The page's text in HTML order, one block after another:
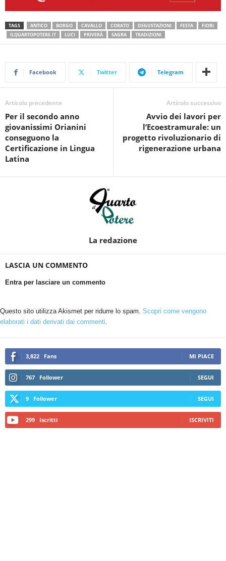
TAGS ANTICO BORGO CAVALLO CORATO DEGUSTAZIONI FESTA
FIORI
ILQUARTOPOTERE.IT
LUCI PRIVERÀ SAGRA TRADIZIONI
Facebook Twitter Telegram
Articolo precedente
Per il secondo anno
giovanissimi Orianini
conseguono la
Certificazione in Lingua
Latina
Articolo successivo
Avvio dei lavori per
l’Ecoestramurale: un
progetto rivoluzionario di
rigenerazione urbana
La redazione
LASCIA UN COMMENTO
Entra per lasciare un commento
Questo sito utilizza Akismet per ridurre lo spam. Scopri come vengono
elaborati i dati derivati dai commenti
3,822 Fans MI PIACE
767 Follower SEGUI
9 Follower SEGUI
299 Iscritti ISCRIVITI